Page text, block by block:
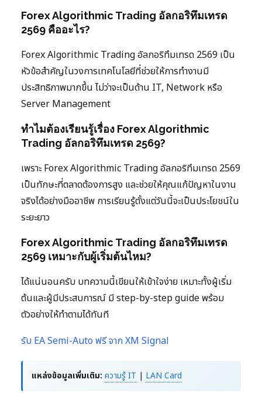
Forex Algorithmic Trading อัลกอริทึมเทรด
2569 คืออะไร?
Forex Algorithmic Trading อัลกอริทึมเทรด 2569 เป็น
หัวข้อสำคัญในวงการเทคโนโลยีที่ช่วยให้การทำงานมี
ประสิทธิภาพมากขึ้น ไม่ว่าจะเป็นด้าน IT, Network หรือ
Server Management
ทำไมต้องเรียนรู้เรื่อง Forex Algorithmic
Trading อัลกอริทึมเทรด 2569?
เพราะ Forex Algorithmic Trading อัลกอริทึมเทรด 2569
เป็นทักษะที่ตลาดต้องการสูง และช่วยให้คุณแก้ปัญหาในงาน
จริงได้อย่างมืออาชีพ การเรียนรู้ตั้งแต่วันนี้จะเป็นประโยชน์ใน
ระยะยาว
Forex Algorithmic Trading อัลกอริทึมเทรด
2569 เหมาะกับผู้เริ่มต้นไหม?
ได้แน่นอนครับ บทความนี้เขียนให้เข้าใจง่าย เหมาะทั้งผู้เริ่ม
ต้นและผู้มีประสบการณ์ มี step-by-step guide พร้อม
ตัวอย่างให้ทำตามได้ทันที
รับ EA Semi-Auto ฟรี จาก XM Signal
แหล่งข้อมูลเพิ่มเติม: ความรู้ IT | LAN Card